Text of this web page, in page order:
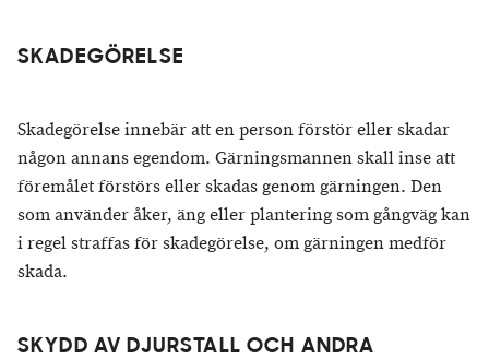
SKADEGÖRELSE
Skadegörelse innebär att en person förstör eller skadar
någon annans egendom. Gärningsmannen skall inse att
föremålet förstörs eller skadas genom gärningen. Den
som använder åker, äng eller plantering som gångväg kan
i regel straffas för skadegörelse, om gärningen medför
skada.
SKYDD AV DJURSTALL OCH ANDRA